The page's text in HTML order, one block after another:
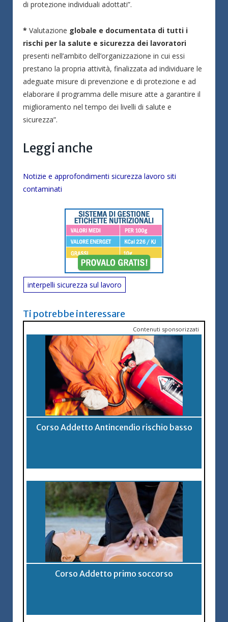
di protezione individuali adottati”.
* Valutazione globale e documentata di tutti i
rischi per la salute e sicurezza dei lavoratori
presenti nell’ambito dell’organizzazione in cui essi
prestano la propria attività, finalizzata ad individuare le
adeguate misure di prevenzione e di protezione e ad
elaborare il programma delle misure atte a garantire il
miglioramento nel tempo dei livelli di salute e
sicurezza”.
Leggi anche
Notizie e approfondimenti sicurezza lavoro siti
contaminati
interpelli sicurezza sul lavoro
Ti potrebbe interessare
Contenuti sponsorizzati
Corso Addetto Antincendio rischio basso
Corso Addetto primo soccorso